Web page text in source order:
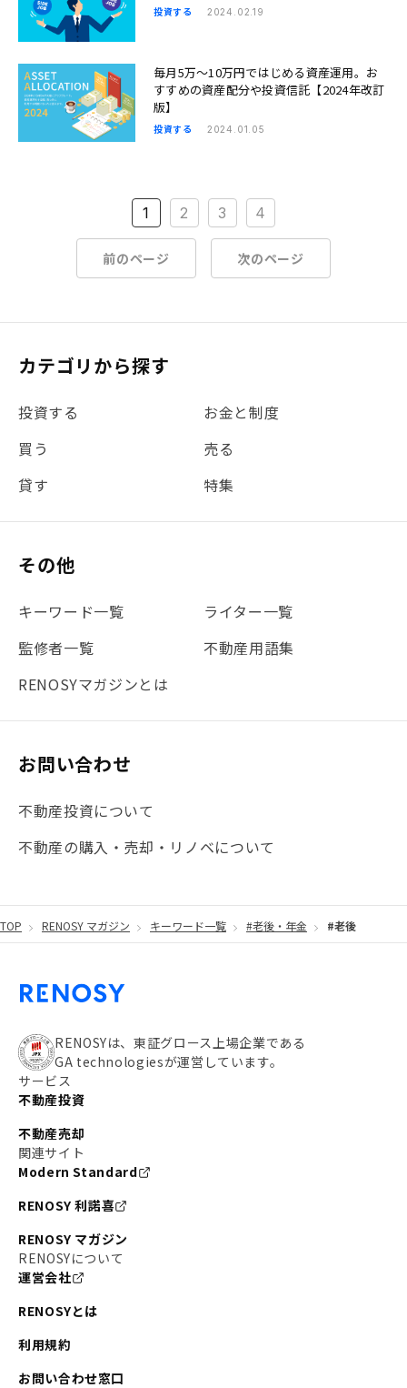
投資する 2024.02.19
毎月5万〜10万円ではじめる資産運用。お
すすめの資産配分や投資信託【2024年改訂
版】
投資する 2024.01.05
1 2 3 4
前のページ 次のページ
カテゴリから探す
投資する
お金と制度
買う
売る
貸す
特集
その他
キーワード一覧
ライター一覧
監修者一覧
不動産用語集
RENOSYマガジンとは
お問い合わせ
不動産投資について
不動産の購入・売却・リノベについて
TOP RENOSY マガジン キーワード一覧 #老後・年金 #老後
RENOSYは、東証グロース上場企業である
GA technologiesが運営しています。
サービス
不動産投資
不動産売却
関連サイト
Modern Standard
RENOSY 利諾喜
RENOSY マガジン
RENOSYについて
運営会社
RENOSYとは
利用規約
お問い合わせ窓口